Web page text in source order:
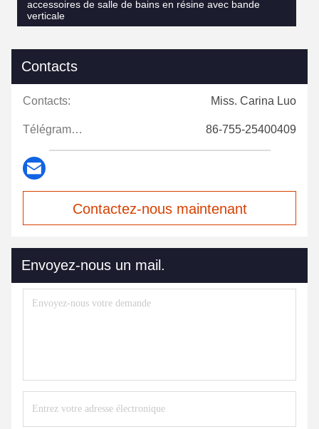
accessoires de salle de bains en résine avec bande
verticale
Contacts
Contacts: Miss. Carina Luo
Télégramme: 86-755-25400409
Contactez-nous maintenant
Envoyez-nous un mail.